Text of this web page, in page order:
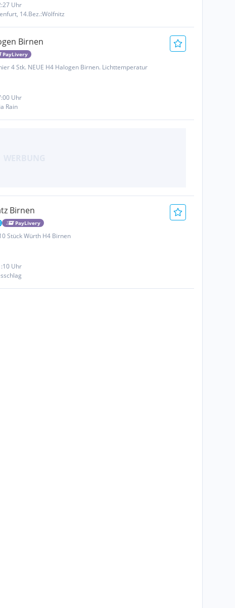
Uhr
14.Bez.:Wölfnitz
Birnen
PayLivery
4 Stk. NEUE H4 Halogen Birnen. Lichttemperatur
Uhr
Rain
Birnen
PayLivery
Stück Würth H4 Birnen
Uhr